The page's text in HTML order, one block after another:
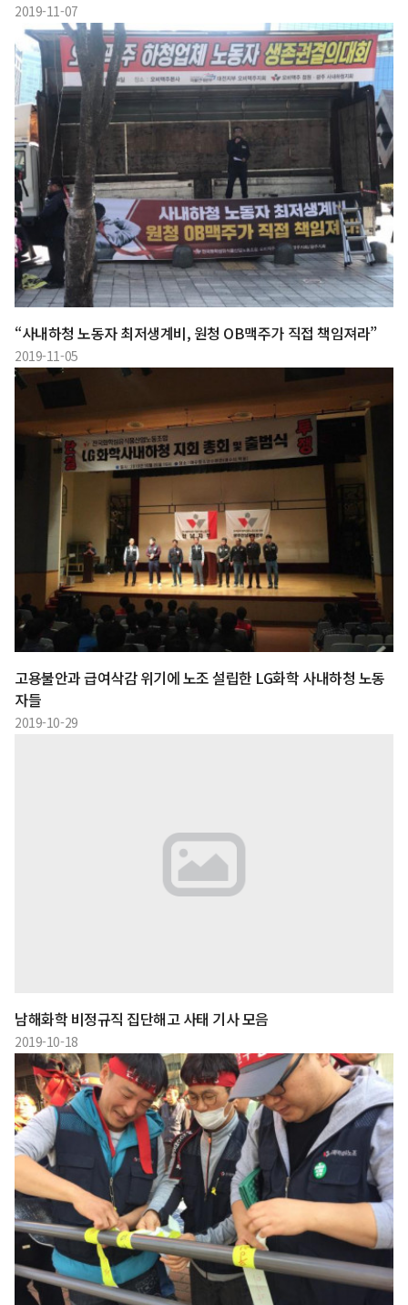
2019-11-07
“사내하청 노동자 최저생계비, 원청 OB맥주가 직접 책임져라”
2019-11-05
고용불안과 급여삭감 위기에 노조 설립한 LG화학 사내하청 노동
자들
2019-10-29
남해화학 비정규직 집단해고 사태 기사 모음
2019-10-18